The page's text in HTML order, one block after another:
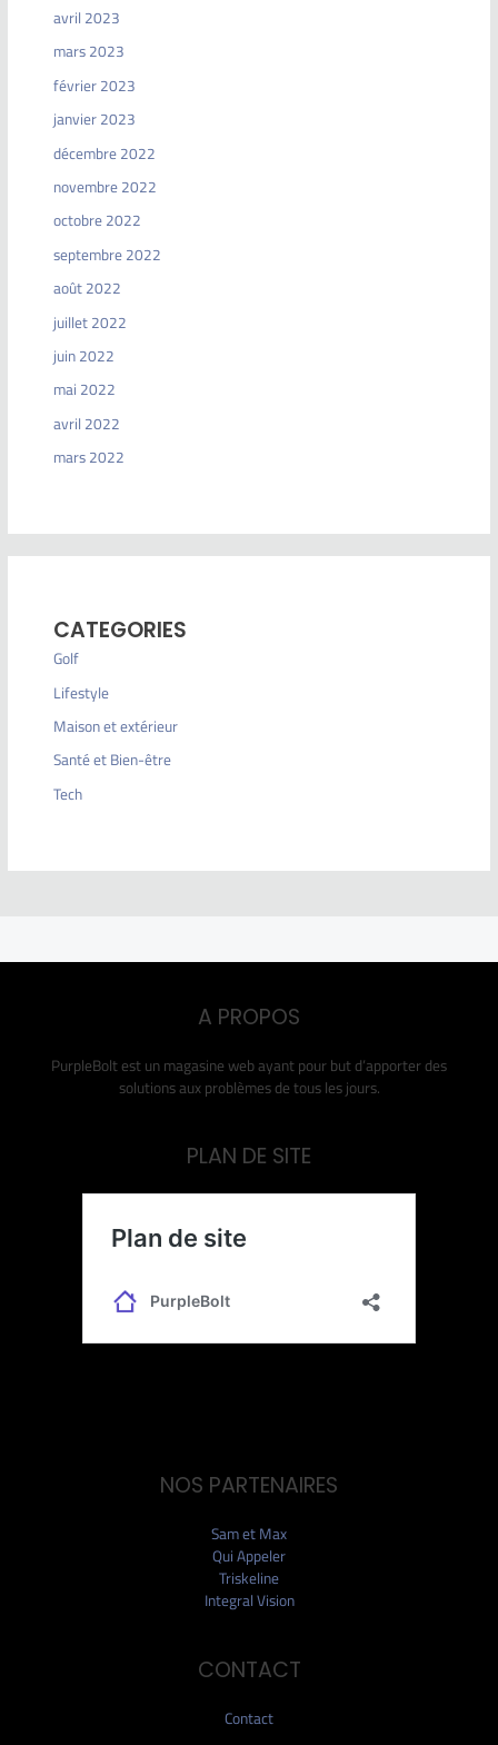
avril 2023
mars 2023
février 2023
janvier 2023
décembre 2022
novembre 2022
octobre 2022
septembre 2022
août 2022
juillet 2022
juin 2022
mai 2022
avril 2022
mars 2022
CATEGORIES
Golf
Lifestyle
Maison et extérieur
Santé et Bien-être
Tech
A PROPOS
PurpleBolt est un magasine web ayant pour but d’apporter des
solutions aux problèmes de tous les jours.
PLAN DE SITE
NOS PARTENAIRES
Sam et Max
Qui Appeler
Triskeline
Integral Vision
CONTACT
Contact